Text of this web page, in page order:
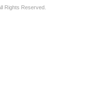
Rights Reserved.